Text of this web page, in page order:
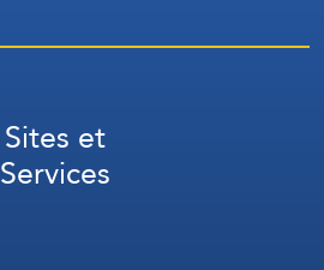
Sites et
Services